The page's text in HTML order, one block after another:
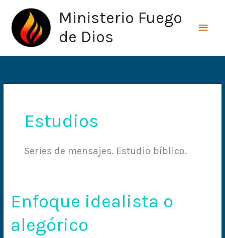
contenido
Ministerio Fuego
de Dios
Estudios
Series de mensajes. Estudio bíblico.
Enfoque idealista o
alegórico
Enfoque
idealista
o
alegórico